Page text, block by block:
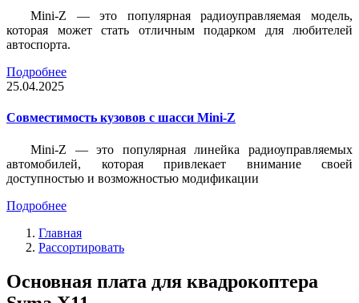
Mini-Z — это популярная радиоуправляемая модель,
которая может стать отличным подарком для любителей
автоспорта.
Подробнее
25.04.2025
Совместимость кузовов с шасси Mini-Z
Mini-Z — это популярная линейка радиоуправляемых
автомобилей, которая привлекает внимание своей
доступностью и возможностью модификации
Подробнее
Главная
Рассортировать
Основная плата для квадрокоптера